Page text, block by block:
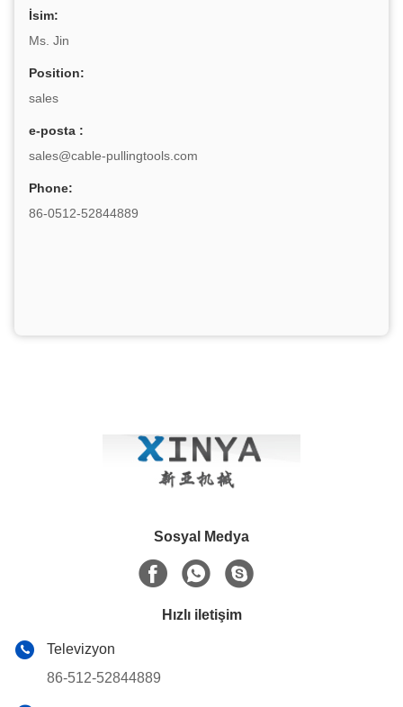
İsim:
Ms. Jin
Position:
sales
e-posta :
sales@cable-pullingtools.com
Phone:
86-0512-52844889
Sosyal Medya
Hızlı iletişim
Televizyon
86-512-52844889